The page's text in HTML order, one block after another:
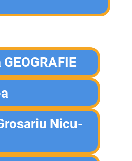
Nicu-